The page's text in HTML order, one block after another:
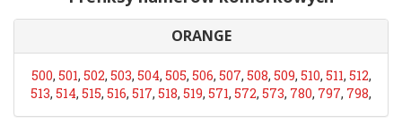
ORANGE
500, 501, 502, 503, 504, 505, 506, 507, 508, 509, 510, 511, 512,
513, 514, 515, 516, 517, 518, 519, 571, 572, 573, 780, 797, 798,